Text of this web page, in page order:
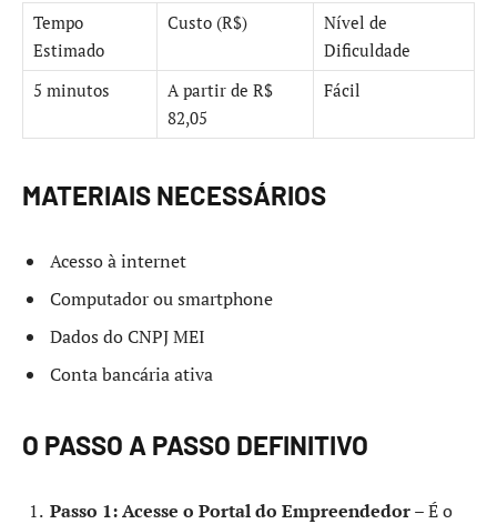
Tempo
Estimado
Custo (R$)
Nível de
Dificuldade
5 minutos
A partir de R$
82,05
Fácil
MATERIAIS NECESSÁRIOS
Acesso à internet
Computador ou smartphone
Dados do CNPJ MEI
Conta bancária ativa
O PASSO A PASSO DEFINITIVO
Passo 1: Acesse o Portal do Empreendedor– É o